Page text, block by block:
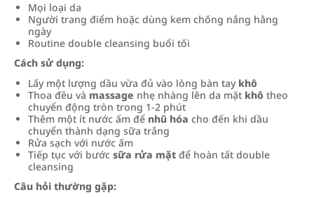
Mọi loại da
Người trang điểm hoặc dùng kem chống nắng hằng
ngày
Routine double cleansing buổi tối
Cách sử dụng:
Lấy một lượng dầu vừa đủ vào lòng bàn tay khô
Thoa đều và massage nhẹ nhàng lên da mặt khô theo
chuyển động tròn trong 1-2 phút
Thêm một ít nước ấm để nhũ hóa cho đến khi dầu
chuyển thành dạng sữa trắng
Rửa sạch với nước ấm
Tiếp tục với bước sữa rửa mặt để hoàn tất double
cleansing
Câu hỏi thường gặp: